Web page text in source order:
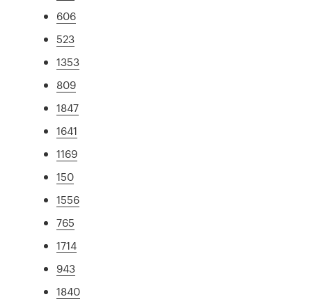
606
523
1353
809
1847
1641
1169
150
1556
765
1714
943
1840